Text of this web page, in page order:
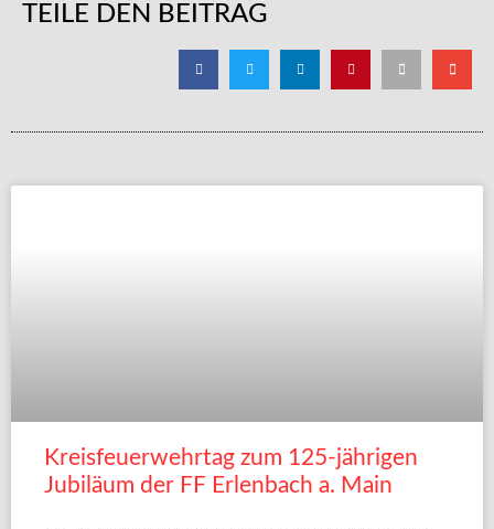
TEILE DEN BEITRAG
Kreisfeuerwehrtag zum 125-jährigen
Jubiläum der FF Erlenbach a. Main